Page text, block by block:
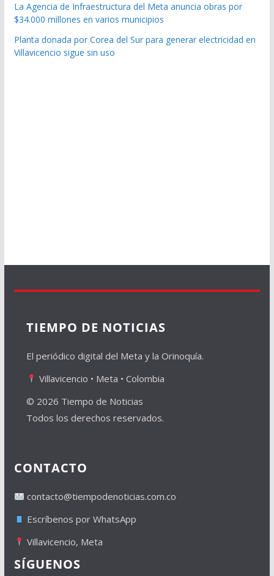
La Agencia de Infraestructura del Meta anuncia obras por
$34.000 millones en varios municipios
Planta donada por Corea del Sur para generar electricidad en
Villavicencio sigue sin uso
TIEMPO DE NOTICIAS
El periódico digital del Meta y la Orinoquía.
Villavicencio • Meta • Colombia
© 2026 Tiempo de Noticias
Todos los derechos reservados.
CONTACTO
contacto@tiempodenoticias.com.co
Escríbenos por WhatsApp
Villavicencio, Meta
SÍGUENOS